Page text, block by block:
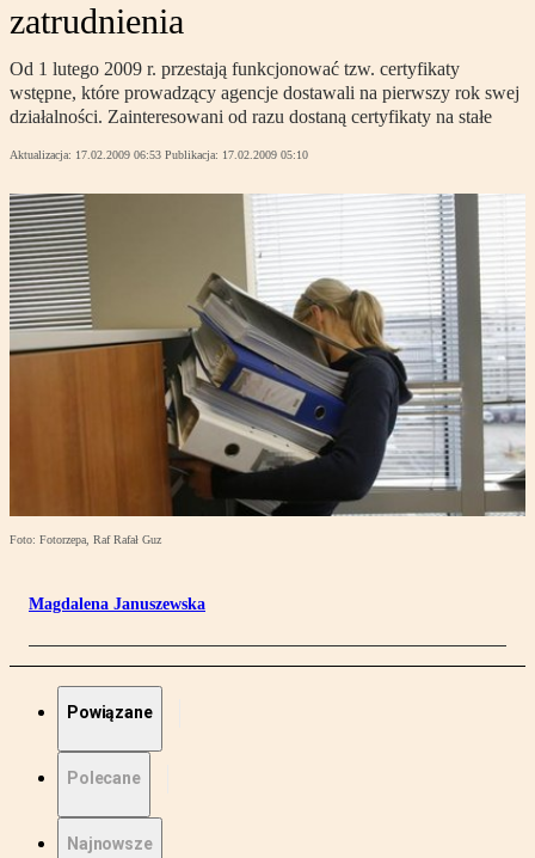
zatrudnienia
Od 1 lutego 2009 r. przestają funkcjonować tzw. certyfikaty
wstępne, które prowadzący agencje dostawali na pierwszy rok swej
działalności. Zainteresowani od razu dostaną certyfikaty na stałe
Aktualizacja: 17.02.2009 06:53 Publikacja: 17.02.2009 05:10
Foto: Fotorzepa, Raf Rafał Guz
Magdalena Januszewska
Powiązane
Polecane
Najnowsze